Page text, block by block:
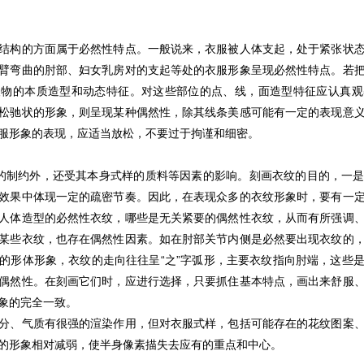
构的方面属于必然性特点。一般说来，衣服被人体支起，处于紧张状
弯曲的肘部、妇女乳房对的支起等处的衣服形象呈现必然性特点。若
的本质造型和动态特征。对这些部位的点、线，面造型特征应认真
驰状的形象，则呈现某种偶然性，除其线条美感可能有一定的表现意
形象的表现，应适当放松，不要过于拘谨和细密。
约外，还受其本身式样的质料等因素的影响。刻画衣纹的目的，一
果中体现一定的疏密节奏。因此，在表现众多的衣纹形象时，要有一
体造型的必然性衣纹，哪些是无关紧要的偶然性衣纹，从而有所强调
些衣纹，也存在偶然性因素。如在肘部关节内侧是必然要出现衣纹的
形体形象，衣纹的走向往往呈“之”字弧形，主要衣纹指向肘端，这些
然性。在刻画它们时，应进行选择，只要抓住基本特点，画出来舒服
的完全一致。
、气质有很强的渲染作用，但对衣服式样，包括可能存在的花纹图案
形象相对减弱，使半身像素描失去应有的重点和中心。